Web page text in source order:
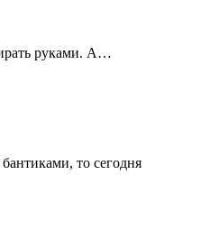
руками. А…
то сегодня